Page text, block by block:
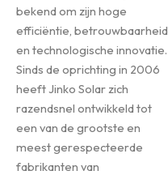
bekend om zijn hoge
efficiëntie, betrouwbaarheid
en technologische innovatie.
Sinds de oprichting in 2006
heeft Jinko Solar zich
razendsnel ontwikkeld tot
een van de grootste en
meest gerespecteerde
fabrikanten van